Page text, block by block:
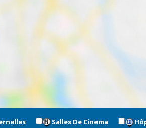
Salles De Cinema